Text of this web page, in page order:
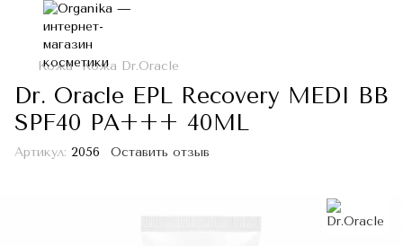
Кожа Кожа Dr.Oracle
Dr. Oracle EPL Recovery MEDI BB
SPF40 PA+++ 40ML
Артикул: 2056 Оставить отзыв